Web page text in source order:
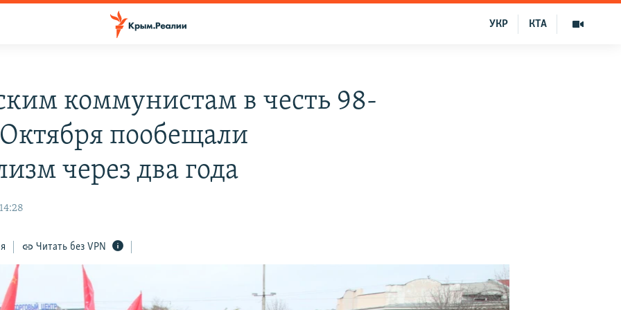
КТА
УКР
коммунистам в честь 98-
пообещали
через два года
Читать без VPN